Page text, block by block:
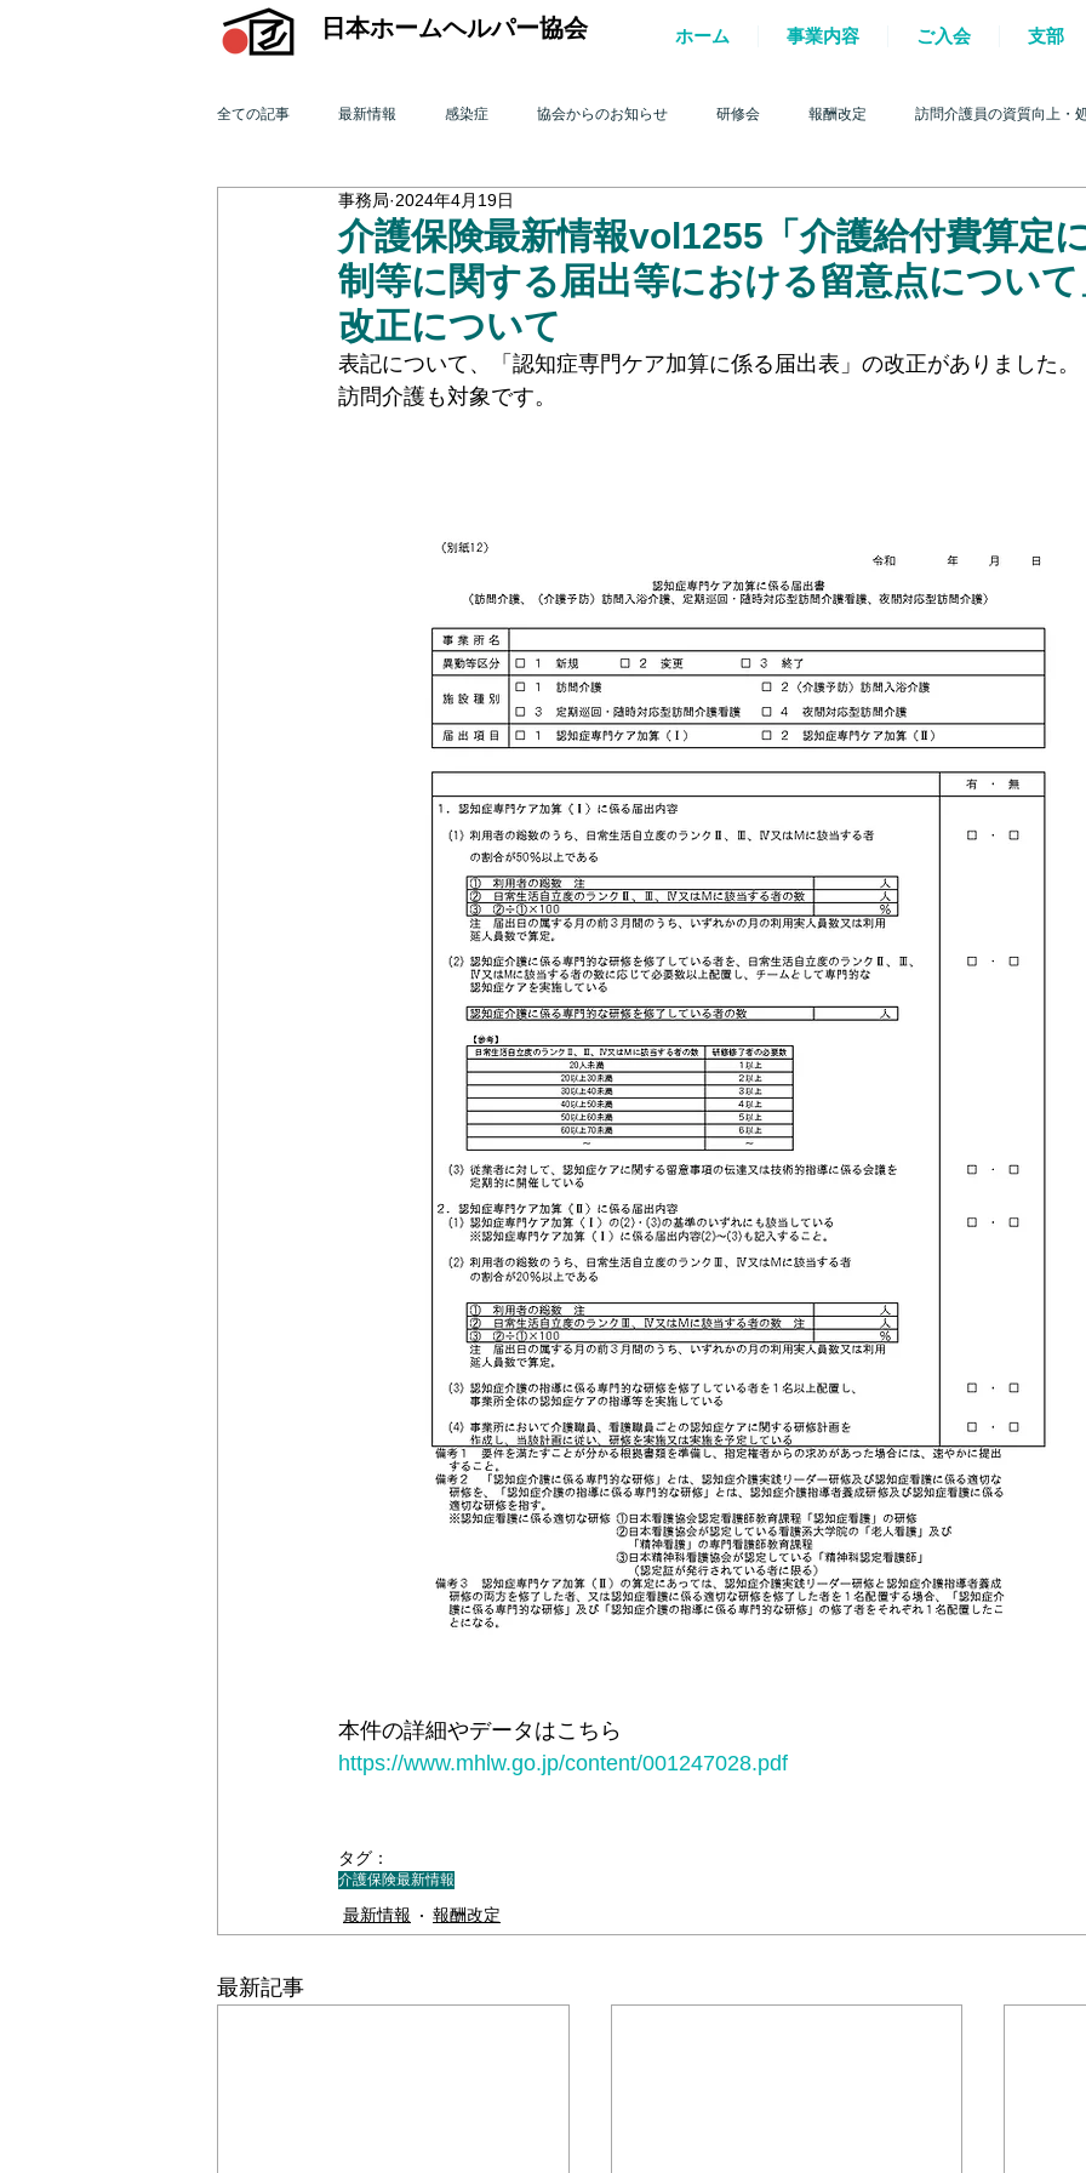
日本ホームヘルパー協会 ホーム 事業内容 ご入会 支部
全ての記事 最新情報 感染症 協会からのお知らせ 研修会 報酬改定 訪問介護員の資質向上・
機関誌「ホームヘルパー」 訪問介護を巡る動き
2015年 訪問介護を巡る動き 2014年 訪問介護を巡る動き
2011年 訪問介護を巡る動き 2010年 訪問介護を巡る動き
＊＊機関誌「ホームヘルパー」2024 ＊＊＊機関誌「ホームヘルパー」2025 会員様限定ブログ
介護保険最新情報vol1255「介護給付費算定
制等に関する届出等における留意点につい
改正について
事務局 2024年4月19日
表記について、「認知症専門ケア加算に係る届出表」の改正がありました。
訪問介護も対象です。
本件の詳細やデータはこちら
https://www.mhlw.go.jp/content/001247028.pdf
タグ：
介護保険最新情報
最新情報 報酬改定
最新記事